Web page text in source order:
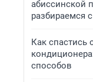
абиссинской
разбираемся
Как спастись
способов